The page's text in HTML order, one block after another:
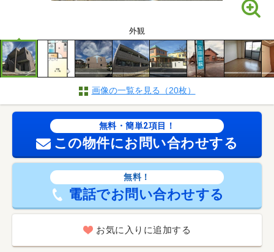
外観
画像の一覧を見る（20枚）
無料・簡単2項目！
この物件にお問い合わせする
無料！
電話でお問い合わせする
お気に入りに追加する